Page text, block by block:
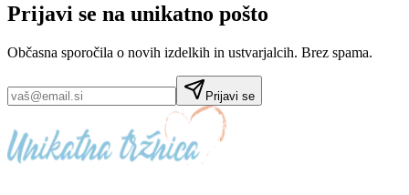
Prijavi se na unikatno pošto
Občasna sporočila o novih izdelkih in ustvarjalcih. Brez spama.
Prijavi se